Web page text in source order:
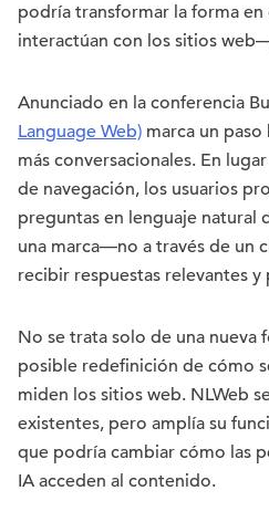
podría transformar la forma en
interactúan con los sitios
Anunciado en la conferencia
Language Web) marca un
más conversacionales. En
de navegación, los usuarios
preguntas en lenguaje natural
una marca—no a través de
recibir respuestas relevantes y
No se trata solo de una nueva
posible redefinición de cómo
miden los sitios web. NLWeb
existentes, pero amplía su
que podría cambiar cómo las
IA acceden al contenido.